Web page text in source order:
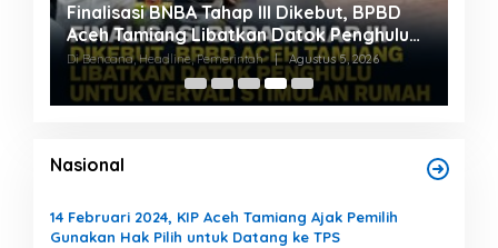
Finalisasi BNBA Tahap III Dikebut, BPBD
Aceh Tamiang Libatkan Datok Penghulu
untuk Vervali Stimulan Rumah
Di Bencana, Headline, Pemerintah | Agustus 5, 2026
Nasional
14 Februari 2024, KIP Aceh Tamiang Ajak Pemilih
Gunakan Hak Pilih untuk Datang ke TPS